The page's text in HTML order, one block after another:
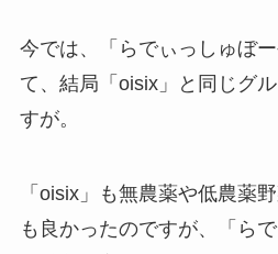
今では、「らでぃっしゅぼ
て、結局「oisix」と同じグ
すが。
「oisix」も無農薬や低農薬
も良かったのですが、「ら